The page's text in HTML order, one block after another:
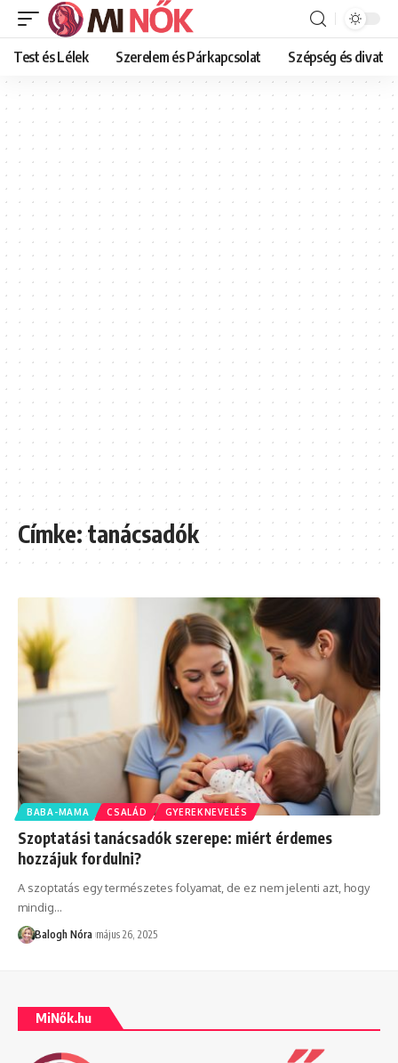
Test és Lélek Szerelem és Párkapcsolat Szépség és divat
Címke:tanácsadók
BABA-MAMA CSALÁD GYEREKNEVELÉS
Szoptatási tanácsadók szerepe: miért érdemes
hozzájuk fordulni?
A szoptatás egy természetes folyamat, de ez nem jelenti azt, hogy
mindig…
Balogh Nóra május 26, 2025
MiNők.hu